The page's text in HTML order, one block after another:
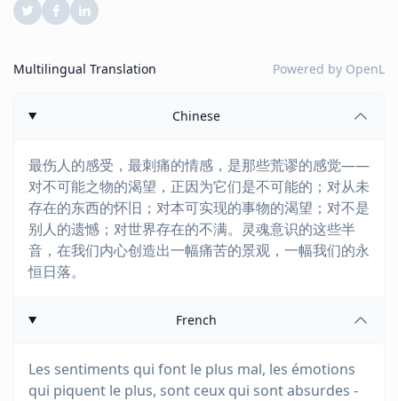
Multilingual Translation Powered by OpenL
Chinese
最伤人的感受，最刺痛的情感，是那些荒谬的感觉——
对不可能之物的渴望，正因为它们是不可能的；对从未
存在的东西的怀旧；对本可实现的事物的渴望；对不是
别人的遗憾；对世界存在的不满。灵魂意识的这些半
音，在我们内心创造出一幅痛苦的景观，一幅我们的永
恒日落。
French
Les sentiments qui font le plus mal, les émotions
qui piquent le plus, sont ceux qui sont absurdes -